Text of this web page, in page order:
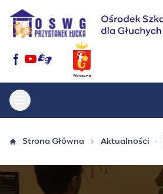
treści
Otwórz menu główne
Strona Główna Aktualności